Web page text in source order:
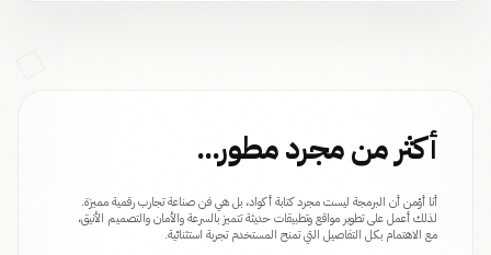
أكثر من مجرد مطور...
أنا أؤمن أن البرمجة ليست مجرد كتابة أكواد، بل هي فن صناعة تجارب رقمية مميزة.
لذلك أعمل على تطوير مواقع وتطبيقات حديثة تتميز بالسرعة والأمان والتصميم الأنيق،
مع الاهتمام بكل التفاصيل التي تمنح المستخدم تجربة استثنائية.